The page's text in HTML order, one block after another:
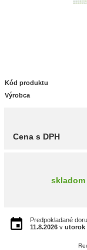
Kód produktu
Výrobca
Cena s DPH
skladom
Predpokladané
11.8.2026 v utorok